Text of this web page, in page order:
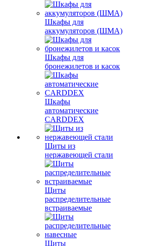
Шкафы для
аккумуляторов (ШМА)
Шкафы для
бронежилетов и касок
Шкафы
автоматические
CARDDEX
Щиты из
нержавеющей стали
Щиты
распределительные
встраиваемые
Щиты